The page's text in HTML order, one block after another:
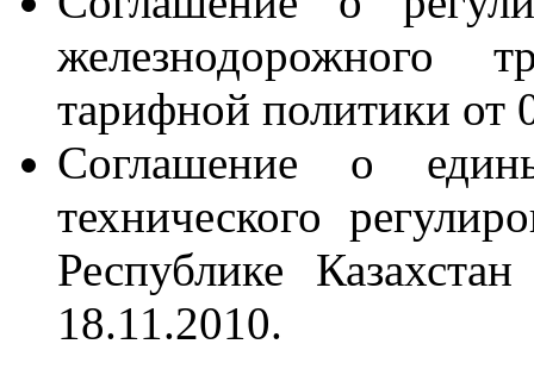
железнодорожного
тарифной политики от
Соглашение о
технического
Республике
18.11.2010.